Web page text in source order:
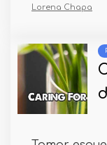
Lorena Chapa